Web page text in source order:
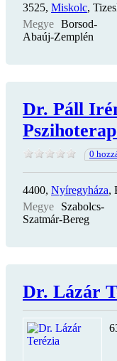
3525, Miskolc,
Megye Borsod-
Abaúj-Zemplén
Dr. Páll
0
4400, Nyíregyháza,
Megye
Szabolcs-
Szatmár-Bereg
Dr. Lázár